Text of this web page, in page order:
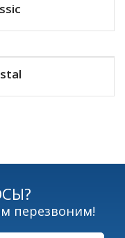
перезвоним!